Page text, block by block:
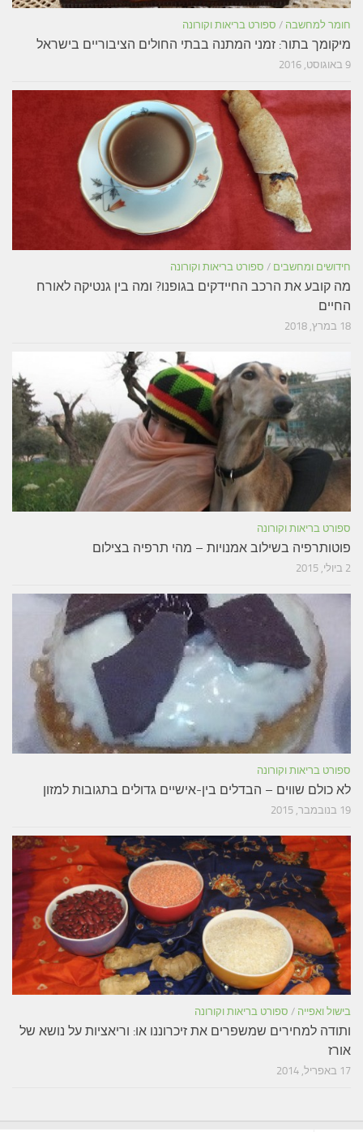
חומר למחשבה / ספורט בריאות וקורונה
מיקומך בתור: זמני המתנה בבתי החולים הציבוריים בישראל
9 באוגוסט, 2016
חידושים ומחשבים / ספורט בריאות וקורונה
מה קובע את הרכב החיידקים בגופנו? ומה בין גנטיקה לאורח
החיים
18 במרץ, 2018
ספורט בריאות וקורונה
פוטותרפיה בשילוב אמנויות – מהי תרפיה בצילום
2 ביולי, 2015
ספורט בריאות וקורונה
לא כולם שווים – הבדלים בין-אישיים גדולים בתגובות למזון
19 בנובמבר, 2015
בישול ואפייה / ספורט בריאות וקורונה
ותודה למחירים שמשפרים את זיכרוננו או: וריאציות על נושא של
אורז
17 באפריל, 2014